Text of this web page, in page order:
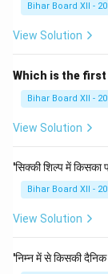
Bihar Board XII -
View Solution
Which is the first
Bihar Board XII -
View Solution
'सिक्की शिल्प में किसका
Bihar Board XII -
View Solution
'निम्न में से किसकी